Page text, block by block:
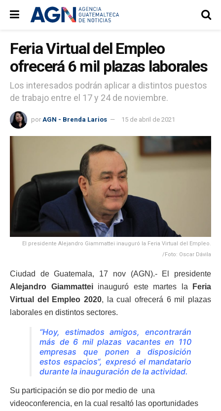
Feria Virtual del Empleo
ofrecerá 6 mil plazas laborales
Los interesados podrán aplicar a distintos puestos
de trabajo entre el 17 y 24 de noviembre.
por AGN - Brenda Larios 15 de abril de 2021
El presidente Alejandro Giammattei inauguró la Feria Virtual del Empleo.
/Foto: Oscar Dávila
Ciudad de Guatemala, 17 nov (AGN).- El presidente
Alejandro Giammatteiinauguró este martes la
Feria
Virtual del Empleo 2020, la cual ofrecerá 6 mil plazas
laborales en distintos sectores.
“Hoy, estimados amigos, encontrarán
más de 6 mil plazas vacantes en 110
empresas que ponen a disposición
estos espacios“, expresó el mandatario
durante la inauguración de la actividad.
Su participación se dio por medio de una
videoconferencia, en la cual resaltó las oportunidades